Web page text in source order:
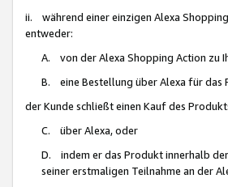
ii. während einer einzigen Alexa
entweder:
A. von der Alexa Shopping Action zu
B. eine Bestellung über Alexa für das
der Kunde schließt einen Kauf des
C. über Alexa, oder
D. indem er das Produkt innerhalb
seiner erstmaligen Teilnahme an der